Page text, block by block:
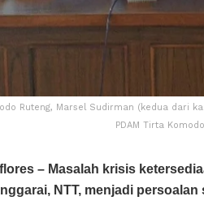
Ruteng, Marsel Sudirman (kedua dari
PDAM Tirta
– Masalah krisis
NTT, menjadi